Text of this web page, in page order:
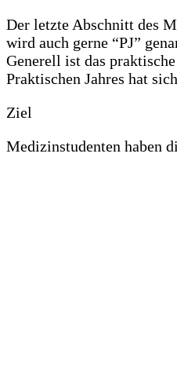
Der letzte Abschnitt des
wird auch gerne “PJ”
Generell ist das
Praktischen Jahres hat
Ziel
Medizinstudenten haben